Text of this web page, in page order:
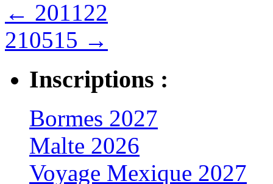
← 201122
210515 →
Inscriptions :
Bormes 2027
Malte 2026
Voyage Mexique 2027